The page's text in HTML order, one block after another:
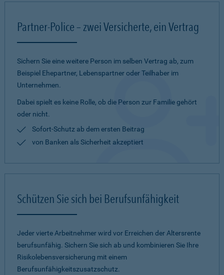
Partner-Police – zwei Versicherte, ein Vertrag
Sichern Sie eine weitere Person im selben Vertrag ab, zum
Beispiel Ehepartner, Lebenspartner oder Teilhaber im
Unternehmen.
Dabei spielt es keine Rolle, ob die Person zur Familie gehört
oder nicht.
Sofort-Schutz ab dem ersten Beitrag
von Banken als Sicherheit akzeptiert
Schützen Sie sich bei Berufsunfähigkeit
Jeder vierte Arbeitnehmer wird vor Erreichen der Altersrente
berufsunfähig. Sichern Sie sich ab und kombinieren Sie Ihre
Risikolebensversicherung mit einem
Berufsunfähigkeitszusatzschutz.